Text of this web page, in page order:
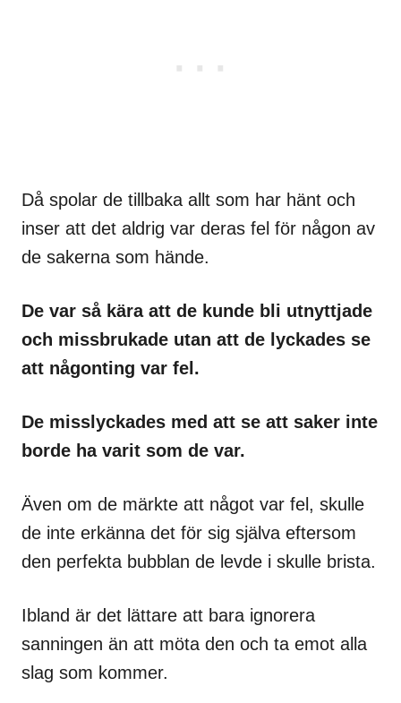
Då spolar de tillbaka allt som har hänt och
inser att det aldrig var deras fel för någon av
de sakerna som hände.
De var så kära att de kunde bli utnyttjade
och missbrukade utan att de lyckades se
att någonting var fel.
De misslyckades med att se att saker inte
borde ha varit som de var.
Även om de märkte att något var fel, skulle
de inte erkänna det för sig själva eftersom
den perfekta bubblan de levde i skulle brista.
Ibland är det lättare att bara ignorera
sanningen än att möta den och ta emot alla
slag som kommer.